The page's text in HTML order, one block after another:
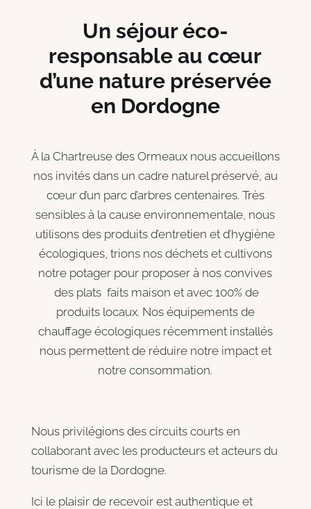
Un séjour éco-
responsable au cœur
d’une nature préservée
en Dordogne
À la Chartreuse des Ormeaux nous accueillons
nos invités dans un cadre naturel préservé, au
cœur d’un parc d’arbres centenaires. Très
sensibles à la cause environnementale, nous
utilisons des produits d’entretien et d’hygiène
écologiques, trions nos déchets et cultivons
notre potager pour proposer à nos convives
des plats faits maison et avec 100% de
produits locaux. Nos équipements de
chauffage écologiques récemment installés
nous permettent de réduire notre impact et
notre consommation.
Nous privilégions des circuits courts en
collaborant avec les producteurs et acteurs du
tourisme de la Dordogne.
Ici le plaisir de recevoir est authentique et